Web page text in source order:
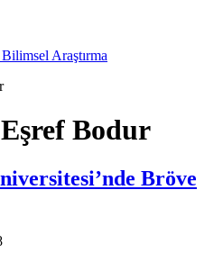
Araştırma
Eşref Bodur
Bröve